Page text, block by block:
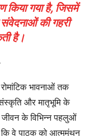
किया गया है, जिसमें
की गहरी
है।
भावनाओं तक
और मातृभूमि के
जीवन के विभिन्न पहलुओं
कि वे पाठक को आत्ममंथन